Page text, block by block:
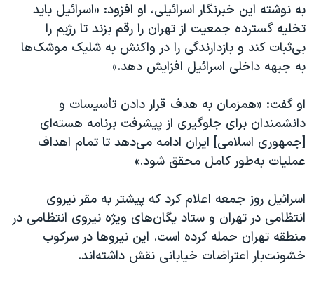
به نوشته این خبرنگار اسرائيلی، او افزود: «اسرائیل باید
تخلیه گسترده جمعیت از تهران را رقم بزند تا رژیم را
بی‌ثبات کند و بازدارندگی را در واکنش به شلیک موشک‌ها
به جبهه داخلی اسرائیل افزایش دهد.»
او گفت: «همزمان به هدف قرار دادن تأسیسات و
دانشمندان برای جلوگیری از پیشرفت برنامه هسته‌ای
[جمهوری اسلامی] ایران ادامه می‌دهد تا تمام اهداف
عملیات به‌طور کامل محقق شود.»
اسرائیل روز جمعه اعلام کرد که پیشتر به مقر نیروی
انتظامی در تهران و ستاد یگان‌های ویژه نیروی انتظامی در
منطقه تهران حمله کرده است. این نیروها در سرکوب
خشونت‌بار اعتراضات خیابانی نقش داشته‌اند.